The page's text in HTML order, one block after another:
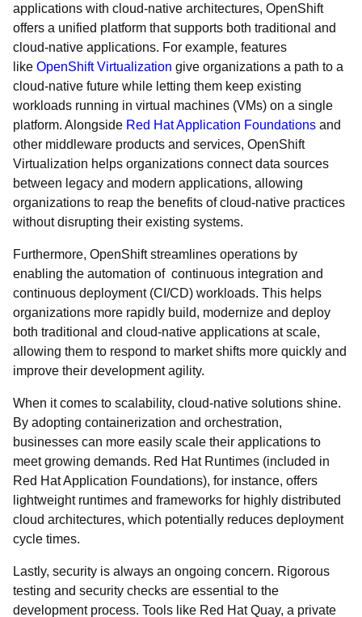
applications with cloud-native architectures, OpenShift
offers a unified platform that supports both traditional and
cloud-native applications. For example, features
like OpenShift Virtualization give organizations a path to a
cloud-native future while letting them keep existing
workloads running in virtual machines (VMs) on a single
platform. Alongside Red Hat Application Foundations and
other middleware products and services, OpenShift
Virtualization helps organizations connect data sources
between legacy and modern applications, allowing
organizations to reap the benefits of cloud-native practices
without disrupting their existing systems.
Furthermore, OpenShift streamlines operations by
enabling the automation of continuous integration and
continuous deployment (CI/CD) workloads. This helps
organizations more rapidly build, modernize and deploy
both traditional and cloud-native applications at scale,
allowing them to respond to market shifts more quickly and
improve their development agility.
When it comes to scalability, cloud-native solutions shine.
By adopting containerization and orchestration,
businesses can more easily scale their applications to
meet growing demands. Red Hat Runtimes (included in
Red Hat Application Foundations), for instance, offers
lightweight runtimes and frameworks for highly distributed
cloud architectures, which potentially reduces deployment
cycle times.
Lastly, security is always an ongoing concern. Rigorous
testing and security checks are essential to the
development process. Tools like Red Hat Quay, a private